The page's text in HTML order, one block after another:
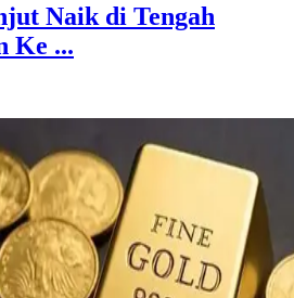
Naik di Tengah
Ke ...